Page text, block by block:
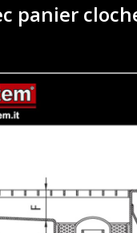
panier